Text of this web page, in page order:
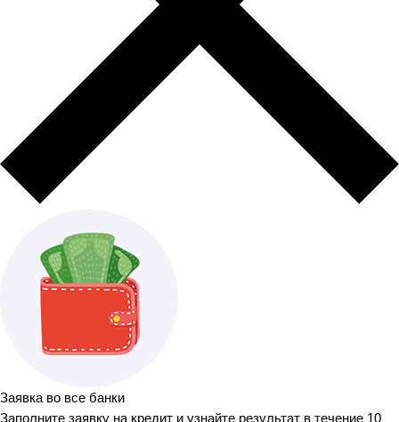
Заявка во все банки
Заполните заявку на кредит и узнайте результат в течение 10